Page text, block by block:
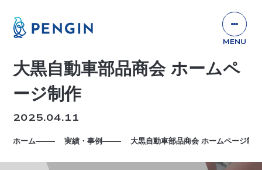
大黒自動車部品商会 ホームペ
ージ制作
2025.04.11
ホーム 実績・事例 大黒自動車部品商会 ホームページ制作